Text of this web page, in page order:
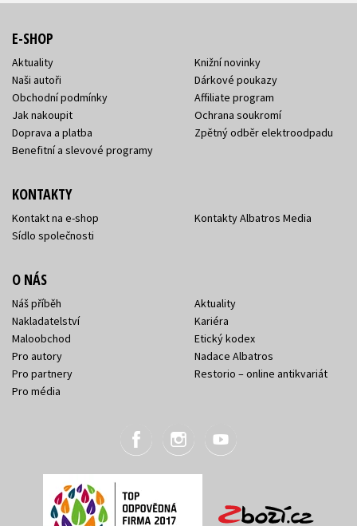
E-SHOP
Aktuality
Naši autoři
Obchodní podmínky
Jak nakoupit
Doprava a platba
Benefitní a slevové programy
Knižní novinky
Dárkové poukazy
Affiliate program
Ochrana soukromí
Zpětný odběr elektroodpadu
KONTAKTY
Kontakt na e-shop
Sídlo společnosti
Kontakty Albatros Media
O NÁS
Náš příběh
Nakladatelství
Maloobchod
Pro autory
Pro partnery
Pro média
Aktuality
Kariéra
Etický kodex
Nadace Albatros
Restorio – online antikvariát